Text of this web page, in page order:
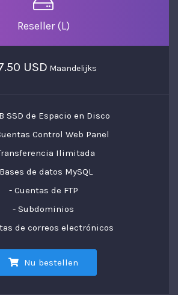
Reseller (L)
USD Maandelijks
SSD de Espacio en Disco
Control Web Panel
Ilimitada
de datos MySQL
- Cuentas de FTP
- Subdominios
de correos electrónicos
Nu bestellen